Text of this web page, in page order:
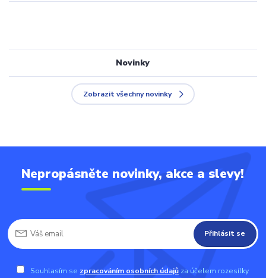
Novinky
Zobrazit všechny novinky
Nepropásněte novinky, akce a slevy!
Přihlásit se
Souhlasím se zpracováním osobních údajů za účelem rozesílky